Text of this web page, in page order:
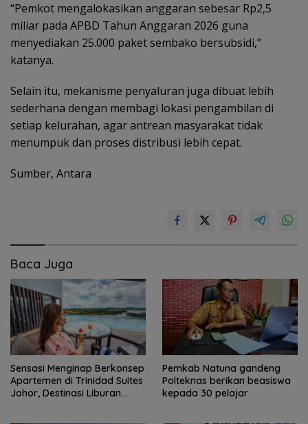
“Pemkot mengalokasikan anggaran sebesar Rp2,5
miliar pada APBD Tahun Anggaran 2026 guna
menyediakan 25.000 paket sembako bersubsidi,”
katanya.
Selain itu, mekanisme penyaluran juga dibuat lebih
sederhana dengan membagi lokasi pengambilan di
setiap kelurahan, agar antrean masyarakat tidak
menumpuk dan proses distribusi lebih cepat.
Sumber, Antara
Baca Juga
Sensasi Menginap Berkonsep
Apartemen di Trinidad Suites
Johor, Destinasi Liburan
Pemkab Natuna gandeng
Polteknas berikan beasiswa
kepada 30 pelajar